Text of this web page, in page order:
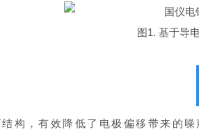
图1. 基于导
构，有效降低了电极偏移带来的